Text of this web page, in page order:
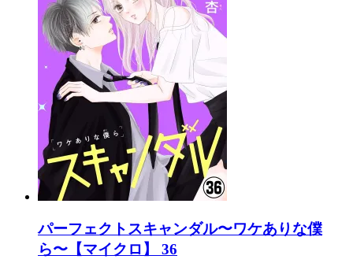
パーフェクトスキャンダル〜ワケありな僕
ら〜【マイクロ】 36